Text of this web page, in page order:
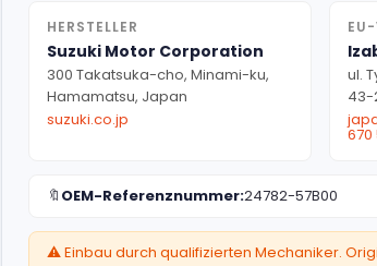
HERSTELLER
Suzuki Motor Corporation
300 Takatsuka-cho, Minami-ku,
Hamamatsu, Japan
suzuki.co.jp
ul.
43-
670
🔖 OEM-Referenznummer:24782-57B00
⚠️ Einbau durch qualifizierten Mechaniker.